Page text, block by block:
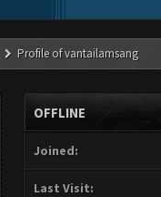
Profile of vantailamsang
OFFLINE
Joined:
Last Visit: